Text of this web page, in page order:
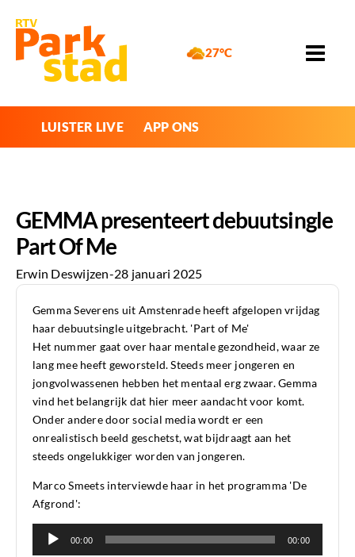
27°C
LUISTER LIVE APP ONS
GEMMA presenteert debuutsingle
Part Of Me
Erwin Deswijzen-28 januari 2025
Gemma Severens uit Amstenrade heeft afgelopen vrijdag
haar debuutsingle uitgebracht. 'Part of Me'
Het nummer gaat over haar mentale gezondheid, waar ze
lang mee heeft geworsteld. Steeds meer jongeren en
jongvolwassenen hebben het mentaal erg zwaar. Gemma
vind het belangrijk dat hier meer aandacht voor komt.
Onder andere door social media wordt er een
onrealistisch beeld geschetst, wat bijdraagt aan het
steeds ongelukkiger worden van jongeren.
Marco Smeets interviewde haar in het programma 'De
Afgrond':
Audiospeler
00:00 00:00